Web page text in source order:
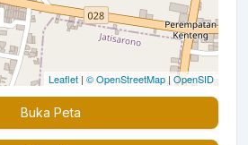
Leaflet | © OpenStreetMap | OpenSID
Buka Peta